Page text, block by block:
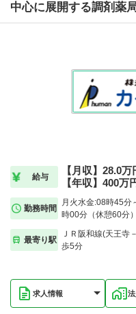
中心に展開する調剤薬
給与
【月収】28.0
【年収】400万
勤務時間
月火水金:08時45
時00分（休憩60分
最寄り駅
ＪＲ阪和線(天王寺
歩5分
求人情報